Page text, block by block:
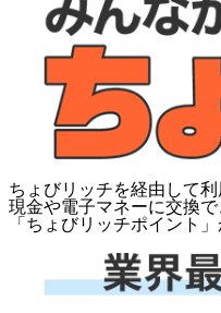
ちょびリッチを経由して利
現金や電子マネーに交換で
「 ちょびリッチポイント